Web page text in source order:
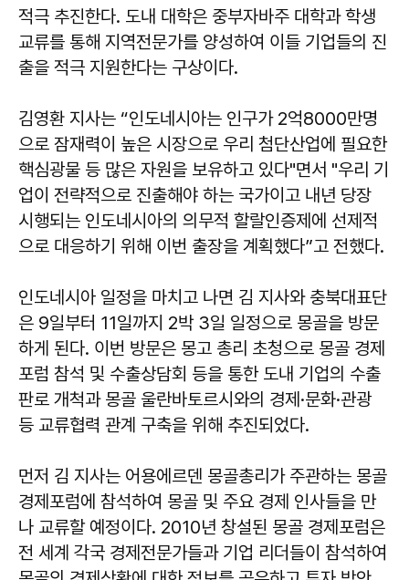
적극 추진한다. 도내 대학은 중부자바주 대학과 학생
교류를 통해 지역전문가를 양성하여 이들 기업들의 진
출을 적극 지원한다는 구상이다.
김영환 지사는 “인도네시아는 인구가 2억8000만명
으로 잠재력이 높은 시장으로 우리 첨단산업에 필요한
핵심광물 등 많은 자원을 보유하고 있다"면서 "우리 기
업이 전략적으로 진출해야 하는 국가이고 내년 당장
시행되는 인도네시아의 의무적 할랄인증제에 선제적
으로 대응하기 위해 이번 출장을 계획했다”고 전했다.
인도네시아 일정을 마치고 나면 김 지사와 충북대표단
은 9일부터 11일까지 2박 3일 일정으로 몽골을 방문
하게 된다. 이번 방문은 몽고 총리 초청으로 몽골 경제
포럼 참석 및 수출상담회 등을 통한 도내 기업의 수출
판로 개척과 몽골 울란바토르시와의 경제·문화·관광
등 교류협력 관계 구축을 위해 추진되었다.
먼저 김 지사는 어용에르덴 몽골총리가 주관하는 몽골
경제포럼에 참석하여 몽골 및 주요 경제 인사들을 만
나 교류할 예정이다. 2010년 창설된 몽골 경제포럼은
전 세계 각국 경제전문가들과 기업 리더들이 참석하여